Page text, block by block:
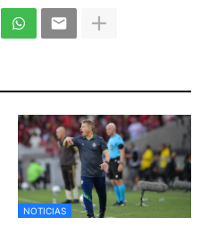
NOTICIAS